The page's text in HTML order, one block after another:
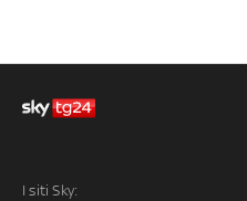
I siti Sky: